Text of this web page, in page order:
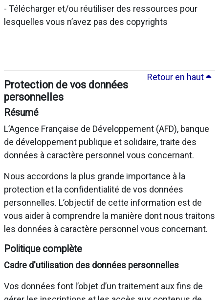
- Télécharger et/ou réutiliser des ressources pour
lesquelles vous n’avez pas des copyrights
Retour en haut
Protection de vos données
personnelles
Résumé
L’Agence Française de Développement (AFD), banque
de développement publique et solidaire, traite des
données à caractère personnel vous concernant.
Nous accordons la plus grande importance à la
protection et la confidentialité de vos données
personnelles. L’objectif de cette information est de
vous aider à comprendre la manière dont nous traitons
les données à caractère personnel vous concernant.
Politique complète
Cadre d'utilisation des données personnelles
Vos données font l’objet d’un traitement aux fins de